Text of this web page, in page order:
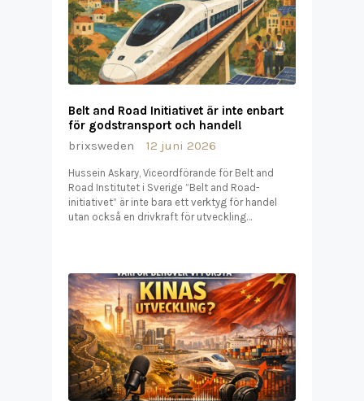
Belt and Road Initiativet är inte enbart
för godstransport och handel!
brixsweden
12 juni 2026
Hussein Askary, Viceordförande för Belt and
Road Institutet i Sverige ”Belt and Road-
initiativet” är inte bara ett verktyg för handel
utan också en drivkraft för utveckling…